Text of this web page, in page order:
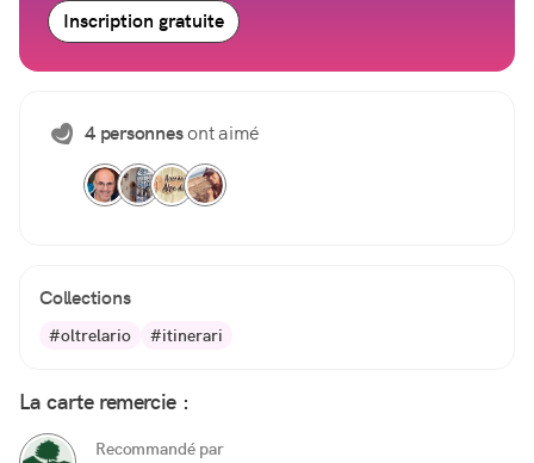
Inscription gratuite
4 personnesont aimé
Collections
#oltrelario #itinerari
La carte remercie :
Recommandé par